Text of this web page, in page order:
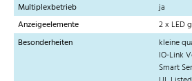
Multiplexbetrieb
ja
Anzeigeelemente
2 x LED
Besonderheiten
kleine
IO-Link
Smart